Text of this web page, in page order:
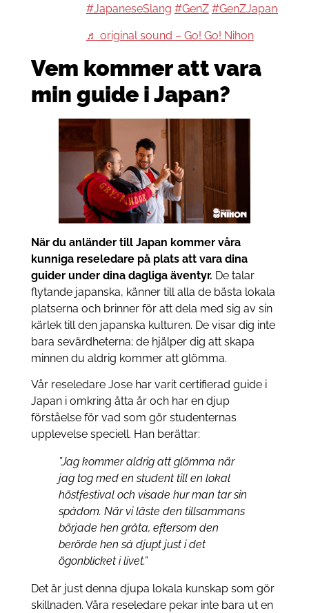
#JapaneseSlang #GenZ #GenZJapanese
♬ original sound – Go! Go! Nihon
Vem kommer att vara
min guide i Japan?
När du anländer till Japan kommer våra
kunniga reseledare på plats att vara dina
guider under dina dagliga äventyr. De talar
flytande japanska, känner till alla de bästa lokala
platserna och brinner för att dela med sig av sin
kärlek till den japanska kulturen. De visar dig inte
bara sevärdheterna; de hjälper dig att skapa
minnen du aldrig kommer att glömma.
Vår reseledare Jose har varit certifierad guide i
Japan i omkring åtta år och har en djup
förståelse för vad som gör studenternas
upplevelse speciell. Han berättar:
”Jag kommer aldrig att glömma när
jag tog med en student till en lokal
höstfestival och visade hur man tar sin
spådom. När vi läste den tillsammans
började hen gråta, eftersom den
berörde hen så djupt just i det
ögonblicket i livet.”
Det är just denna djupa lokala kunskap som gör
skillnaden. Våra reseledare pekar inte bara ut en